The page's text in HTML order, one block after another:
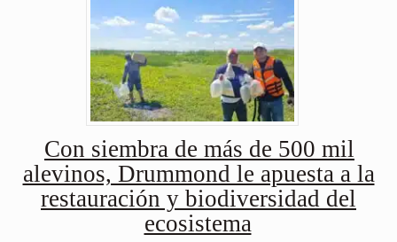
Con siembra de más de 500 mil
alevinos, Drummond le apuesta a la
restauración y biodiversidad del
ecosistema